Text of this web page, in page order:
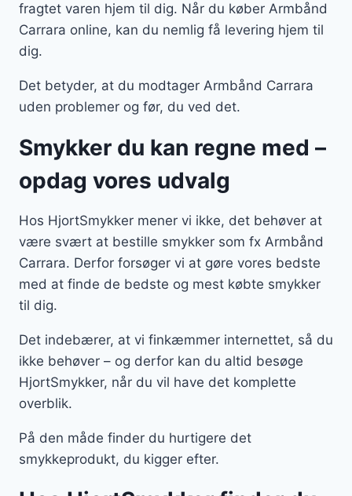
fragtet varen hjem til dig. Når du køber Armbånd
Carrara online, kan du nemlig få levering hjem til
dig.
Det betyder, at du modtager Armbånd Carrara
uden problemer og før, du ved det.
Smykker du kan regne med –
opdag vores udvalg
Hos HjortSmykker mener vi ikke, det behøver at
være svært at bestille smykker som fx Armbånd
Carrara. Derfor forsøger vi at gøre vores bedste
med at finde de bedste og mest købte smykker
til dig.
Det indebærer, at vi finkæmmer internettet, så du
ikke behøver – og derfor kan du altid besøge
HjortSmykker, når du vil have det komplette
overblik.
På den måde finder du hurtigere det
smykkeprodukt, du kigger efter.